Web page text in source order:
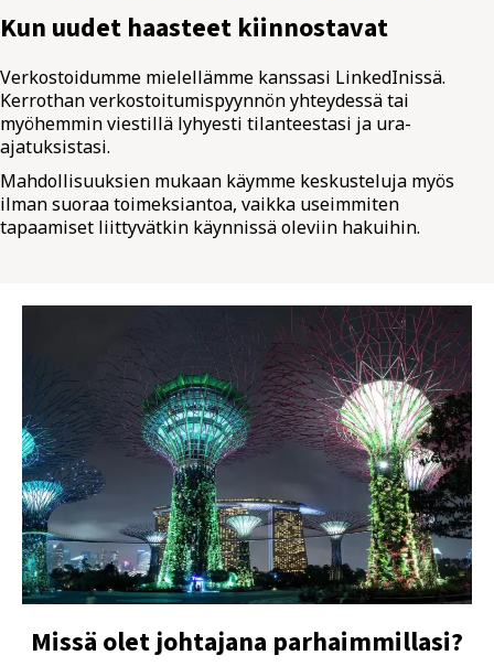
Kun uudet haasteet kiinnostavat
Verkostoidumme mielellämme kanssasi LinkedInissä.
Kerrothan verkostoitumispyynnön yhteydessä tai
myöhemmin viestillä lyhyesti tilanteestasi ja ura-
ajatuksistasi.
Mahdollisuuksien mukaan käymme keskusteluja myös
ilman suoraa toimeksiantoa, vaikka useimmiten
tapaamiset liittyvätkin käynnissä oleviin hakuihin.
Missä olet johtajana parhaimmillasi?